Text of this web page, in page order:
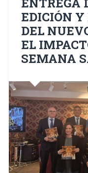
EDICIÓN Y
DEL
EL
SEMANA